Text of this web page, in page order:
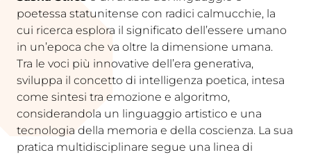
poetessa statunitense con radici calmucchie, la
cui ricerca esplora il significato dell’essere umano
in un’epoca che va oltre la dimensione umana.
Tra le voci più innovative dell’era generativa,
sviluppa il concetto di intelligenza poetica, intesa
come sintesi tra emozione e algoritmo,
considerandola un linguaggio artistico e una
tecnologia della memoria e della coscienza. La sua
pratica multidisciplinare segue una linea di